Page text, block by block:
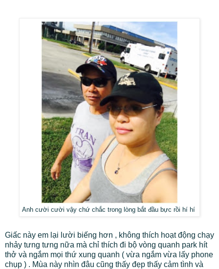
Anh cười cười vậy chứ chắc trong lòng bắt đầu bực rồi hí hí
Giấc này em lại lười biếng hơn , không thích hoạt động chạy
nhảy tưng tưng nữa mà chỉ thích đi bộ vòng quanh park hít
thở và ngắm mọi thứ xung quanh ( vừa ngắm vừa lấy phone
chụp ) . Mùa này nhìn đâu cũng thấy đẹp thấy cảm tình và